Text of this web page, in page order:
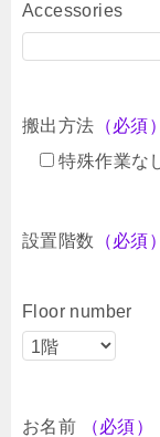
Accessories
搬出方法 （必須）
特殊作業な
設置階数 （必須）
Floor number
お名前
（必須）